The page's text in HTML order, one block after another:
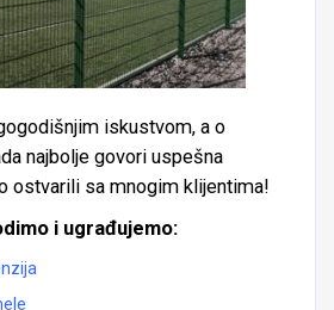
iskustvom, a o
najbolje govori uspešna
ostvarili sa mnogim klijentima!
i ugrađujemo: